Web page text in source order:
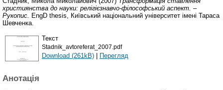
християнства до науки: релігієзнавчо-філософський аспект. –
Рукопис.
EngD thesis, Київський національний університет імені Тараса
Шевченка.
Текст
Stadnik_avtoreferat_2007.pdf
Download (261kB) | Перегляд
Анотація